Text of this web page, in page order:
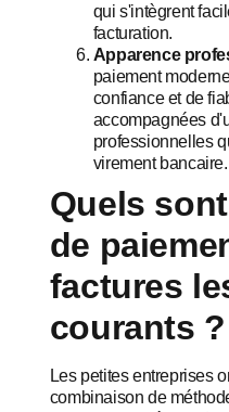
qui s'intègrent
facturation.
Apparence
paiement
confiance et de
accompagnées
professionnelles
virement bancaire.
Quels
de
factures
courants ?
Les petites entreprises
combinaison de